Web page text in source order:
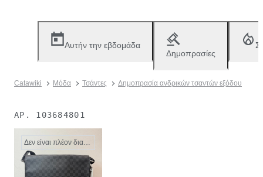
Αυτήν την εβδομάδα
Δημοπρασίες
Catawiki Μόδα Τσάντες Δημοπρασία ανδρικών τσαντών εξόδου
ΑΡ. 103684801
Δεν είναι πλέον διαθέσιμο